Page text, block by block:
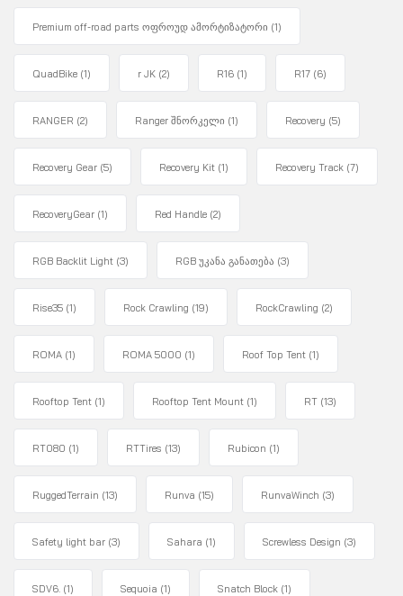
Premium off-road parts ოფროუდ ამორტიზატორი (1)
QuadBike (1) r JK (2) R16 (1) R17 (6)
RANGER (2) Ranger შნორკელი (1) Recovery (5)
Recovery Gear (5) Recovery Kit (1) Recovery Track (7)
RecoveryGear (1) Red Handle (2)
RGB Backlit Light (3) RGB უკანა განათება (3)
Rise35 (1) Rock Crawling (19) RockCrawling (2)
ROMA (1) ROMA 5000 (1) Roof Top Tent (1)
Rooftop Tent (1) Rooftop Tent Mount (1) RT (13)
RT080 (1) RTTires (13) Rubicon (1)
RuggedTerrain (13) Runva (15) RunvaWinch (3)
Safety light bar (3) Sahara (1) Screwless Design (3)
SDV6. (1) Sequoia (1) Snatch Block (1)